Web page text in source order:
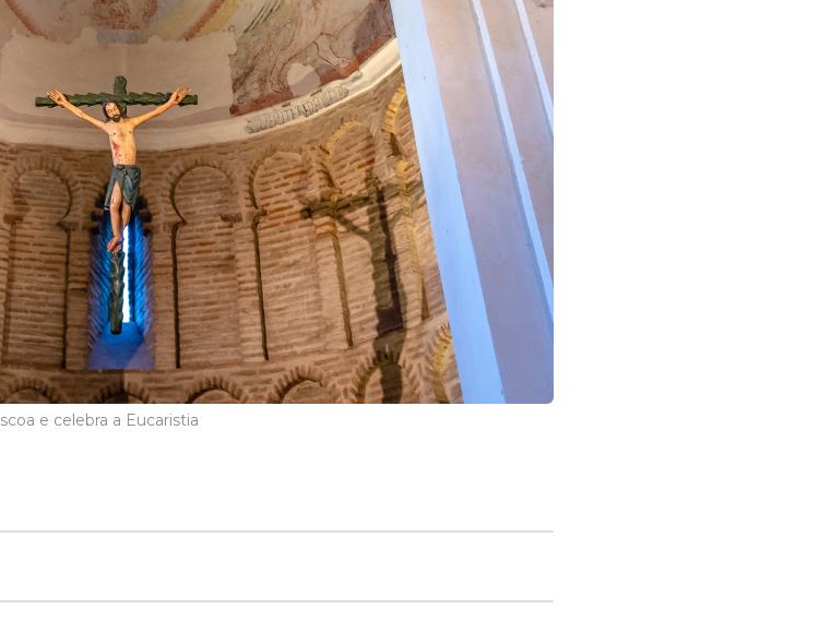
e celebra a Eucaristia